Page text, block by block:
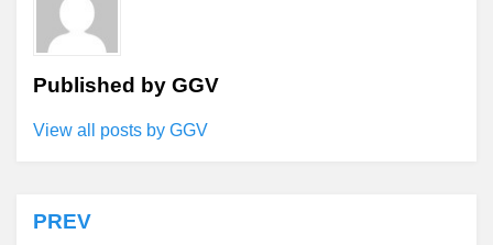
Published by GGV
View all posts by GGV
Navegação
PREV